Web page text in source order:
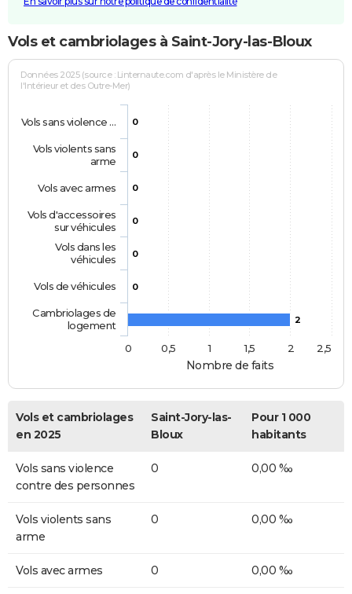
Vols et cambriolages à Saint-Jory-las-Bloux
Nombre de faits
Données 2025 (source : Linternaute.com d'après le Ministère de
l'Intérieur et des Outre-Mer)
0
0
0
0
0
0
2
Vols sans violence …
Vols violents sans
arme
Vols avec armes
Vols d'accessoires
sur véhicules
Vols dans les
véhicules
Vols de véhicules
Cambriolages de
logement
0
0,5 1 1,5 2 2,5
Vols et cambriolages
en 2025
Saint-Jory-las-
Bloux
Pour 1 000
habitants
Vols sans violence
contre des personnes
0 0,00 ‰
Vols violents sans
arme
0 0,00 ‰
Vols avec armes 0 0,00 ‰